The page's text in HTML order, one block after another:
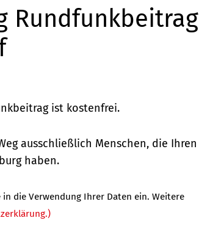
Rundfunkbeitrag
ist kostenfrei.
ausschließlich Menschen, die Ihren
haben.
die Verwendung Ihrer Daten ein. Weitere